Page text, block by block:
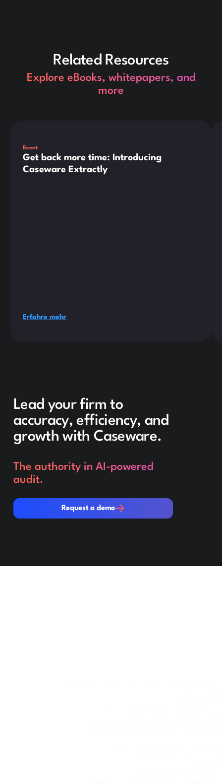
Related Resources
Explore eBooks, whitepapers, and
more
Event
Get back more time: Introducing
Caseware Extractly
Erfahre mehr
Lead your firm to
accuracy, efficiency, and
growth with Caseware.
The authority in AI-powered
audit.
Request a demo
Request a demo